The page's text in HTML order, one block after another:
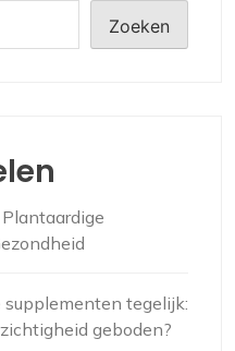
Zoeken
supplementen tegelijk:
geboden?